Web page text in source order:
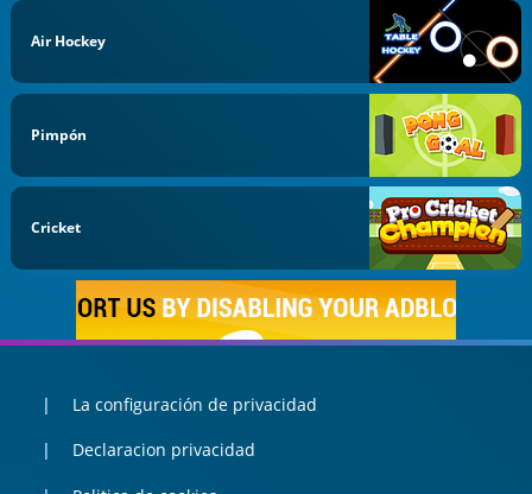
Air Hockey
Pimpón
Cricket
La configuración de privacidad
Declaracion privacidad